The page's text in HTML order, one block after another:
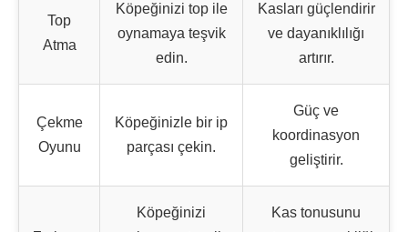
Top
Atma
Köpeğinizi top ile
oynamaya teşvik
edin.
Kasları güçlendirir
ve dayanıklılığı
artırır.
Çekme
Oyunu
Köpeğinizle bir ip
parçası çekin.
Güç ve
koordinasyon
geliştirir.
Köpeğinizi
Kas tonusunu